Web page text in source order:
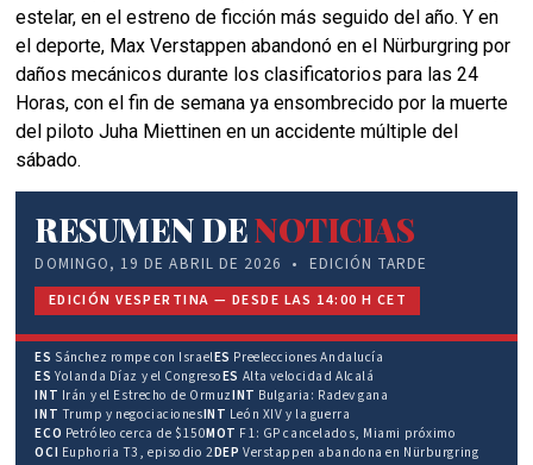
estelar, en el estreno de ficción más seguido del año. Y en
el deporte, Max Verstappen abandonó en el Nürburgring por
daños mecánicos durante los clasificatorios para las 24
Horas, con el fin de semana ya ensombrecido por la muerte
del piloto Juha Miettinen en un accidente múltiple del
sábado.
RESUMEN DENOTICIAS
DOMINGO, 19 DE ABRIL DE 2026 • EDICIÓN TARDE
EDICIÓN VESPERTINA — DESDE LAS 14:00 H CET
ES Sánchez rompe con IsraelES Preelecciones Andalucía
ES Yolanda Díaz y el CongresoES Alta velocidad Alcalá
INT Irán y el Estrecho de OrmuzINT Bulgaria: Radev gana
INT Trump y negociacionesINT León XIV y la guerra
ECO Petróleo cerca de $150MOT F1: GP cancelados, Miami próximo
OCI Euphoria T3, episodio 2DEP Verstappen abandona en Nürburgring